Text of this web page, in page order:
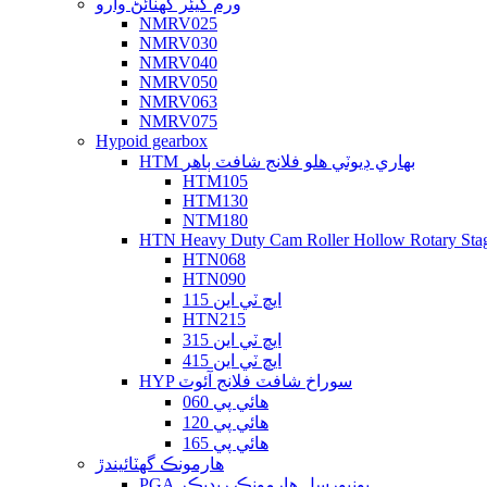
ورم گيئر گهٽائڻ وارو
NMRV025
NMRV030
NMRV040
NMRV050
NMRV063
NMRV075
Hypoid gearbox
HTM بھاري ڊيوٽي ھلو فلانج شافٽ ٻاھر
HTM105
HTM130
NTM180
HTN Heavy Duty Cam Roller Hollow Rotary
HTN068
HTN090
ايڇ ٽي اين 115
HTN215
ايڇ ٽي اين 315
ايڇ ٽي اين 415
HYP سوراخ شافٽ فلانج آئوٽ
هائي پي 060
هائي پي 120
هائي پي 165
هارمونڪ گھٽائيندڙ